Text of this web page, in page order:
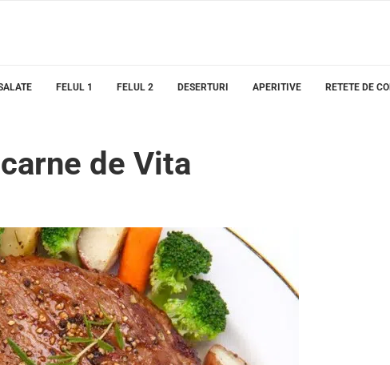
FELUL 1 FELUL 2 DESERTURI APERITIVE RETETE DE
de Vita